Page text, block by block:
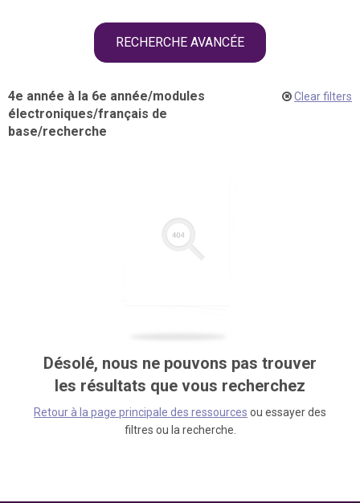
RECHERCHE AVANCÉE
4e année à la 6e année/modules
électroniques/français de
base/recherche
Clear filters
Désolé, nous ne pouvons pas trouver
les résultats que vous recherchez
Retour à la page principale des ressources ou essayer des
filtres ou la recherche.